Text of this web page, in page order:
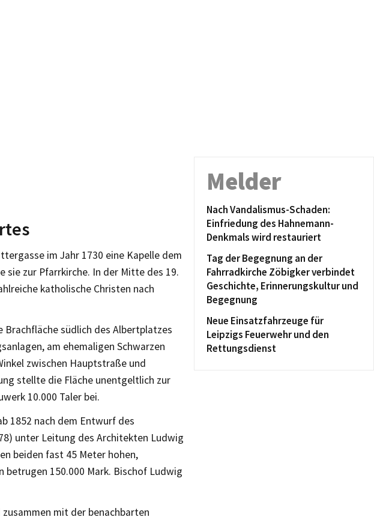
im Jahr 1730 eine Kapelle dem
sie zur Pfarrkirche. In der Mitte des 19.
katholische Christen nach
Brachfläche südlich des Albertplatzes
am ehemaligen Schwarzen
zwischen Hauptstraße und
stellte die Fläche unentgeltlich zur
10.000 Taler bei.
1852 nach dem Entwurf des
unter Leitung des Architekten Ludwig
beiden fast 45 Meter hohen,
150.000 Mark. Bischof Ludwig
mit der benachbarten
Melder
Nach Vandalismus-Schaden:
Einfriedung des Hahnemann-
Denkmals wird restauriert
Tag der Begegnung an der
Fahrradkirche Zöbigker verbindet
Geschichte, Erinnerungskultur und
Begegnung
Neue Einsatzfahrzeuge für
Leipzigs Feuerwehr und den
Rettungsdienst